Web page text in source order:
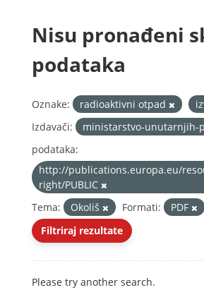
Nisu pronađeni
podataka
Oznake: radioaktivni otpad
Izdavači:
ministarstvo-unutarnjih-
podataka:
http://publications.europa.eu/
right/PUBLIC
Tema:
Okoliš Formati:
PDF
Filtriraj rezultate
Please try another search.